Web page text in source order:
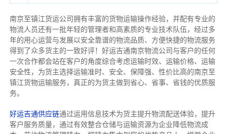
南京至镇江货运公司拥有丰富的货物运输操作经验，并配有专业的
物流人员还有一批年轻的管理者和高素质的专业技术队伍，经过多
年的用心运营与发展以安全靠谱的物流品质、方便快捷的物流服务
得到了众多货主的一致好评！好运吉通南京物流公司与客户的任何
一次合作都会站在客户的角度综合考虑运输时效、运输价格、运输
安全性，为货主选择运输准时、安全、保障强、性价比高的南京至
镇江货物运输服务，真正的为货主做到省心、省事、省钱的优质服
务。
好运吉通供应链通过运用信息技术为货主提升物流配送体验，提升
客户服务质量，通过有效整合仓储与运输资源为企业降低物流成